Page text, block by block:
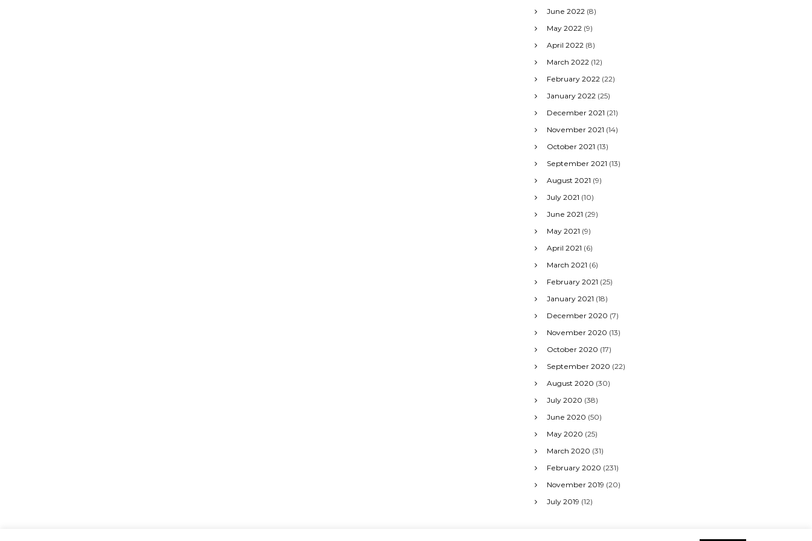
June 2022 (8)
May 2022 (9)
April 2022 (8)
March 2022 (12)
February 2022 (22)
January 2022 (25)
December 2021 (21)
November 2021 (14)
October 2021 (13)
September 2021 (13)
August 2021 (9)
July 2021 (10)
June 2021 (29)
May 2021 (9)
April 2021 (6)
March 2021 (6)
February 2021 (25)
January 2021 (18)
December 2020 (7)
November 2020 (13)
October 2020 (17)
September 2020 (22)
August 2020 (30)
July 2020 (38)
June 2020 (50)
May 2020 (25)
March 2020 (31)
February 2020 (231)
November 2019 (20)
July 2019 (12)